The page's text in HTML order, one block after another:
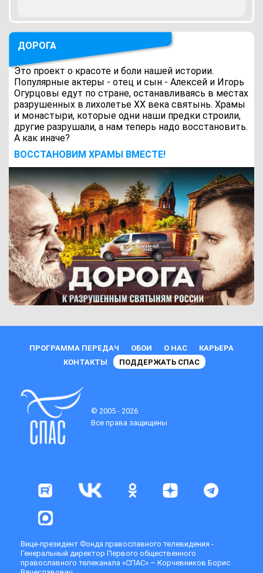
ДОРОГА
Это проект о красоте и боли нашей истории.
Популярные актеры - отец и сын - Алексей и Игорь
Огурцовы едут по стране, останавливаясь в местах
разрушенных в лихолетье ХХ века святынь. Храмы
и монастыри, которые одни наши предки строили,
другие разрушали, а нам теперь надо восстановить.
А как иначе?
ВОCСТАНОВИМ ХРАМЫ ВМЕСТЕ!
ПРОГРАММА ПЕРЕДАЧ ОБОИ О НАС
КАРЬЕРА
КОНТАКТЫ
ПОДДЕРЖАТЬ СПАС
© 2005 - 2026
Все права защищены
Вице-президент Фонда православного телевидения -
Генеральный директор Первого общественного
православного телеканала «СПАС» – Корчевников Борис